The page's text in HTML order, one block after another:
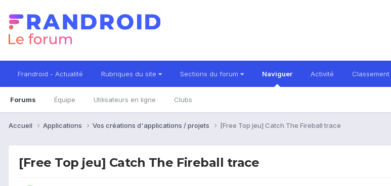
Frandroid - Actualité Rubriques du site Sections du forum Naviguer
Forums Équipe Utilisateurs en ligne Clubs
Activité Classement
Accueil Applications Vos créations d'applications / projets [Free Top jeu] Catch The Fireball trace
[Free Top jeu] Catch The Fireball trace